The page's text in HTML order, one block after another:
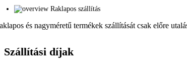
Raklapos szállítás
és nagyméretű termékek szállítását csak előre
Szállítási díjak